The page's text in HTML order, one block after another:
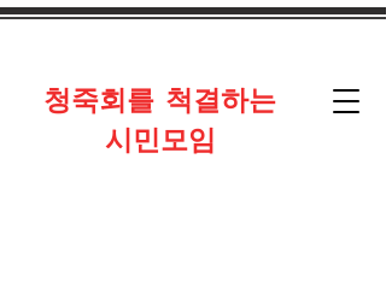
​청죽회를 척결하는
시민모임